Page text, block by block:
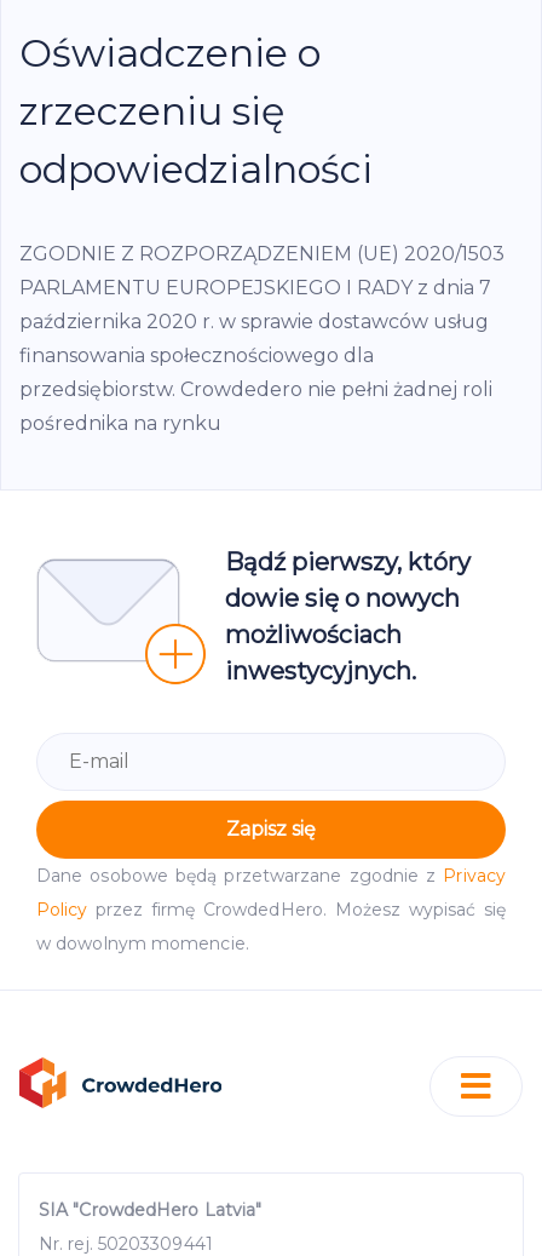
Oświadczenie o
zrzeczeniu się
odpowiedzialności
ZGODNIE Z ROZPORZĄDZENIEM (UE) 2020/1503
PARLAMENTU EUROPEJSKIEGO I RADY z dnia 7
października 2020 r. w sprawie dostawców usług
finansowania społecznościowego dla
przedsiębiorstw. Crowdedero nie pełni żadnej roli
pośrednika na rynku
Bądź pierwszy, który
dowie się o nowych
możliwościach
inwestycyjnych.
Zapisz się
Dane osobowe będą przetwarzane zgodnie z Privacy
Policy przez firmę CrowdedHero. Możesz wypisać się
w dowolnym momencie.
SIA "CrowdedHero Latvia"
Nr. rej. 50203309441